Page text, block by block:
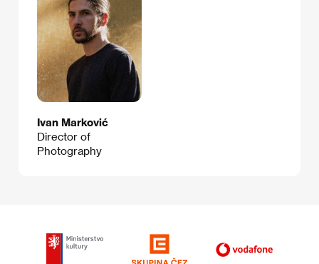
Ivan Marković
Director of
Photography